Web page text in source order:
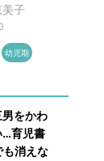
子
幼児期
をかわ
…育児書
消えな